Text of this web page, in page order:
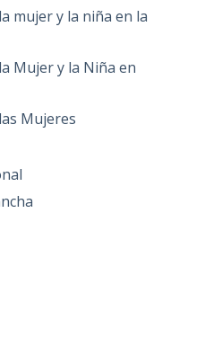
mujer y la niña en la
Mujer y la Niña en
Mujeres